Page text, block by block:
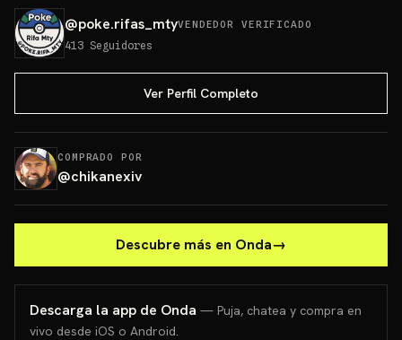
@poke.rifas_mtyVENDEDOR VERIFICADO
413 Seguidores
Ver Perfil Completo
COMPRADO POR
@chikanexiv
Descubre más en Onda→
Descarga la app de Onda — Puja, chatea y compra en
vivo desde iOS o Android.